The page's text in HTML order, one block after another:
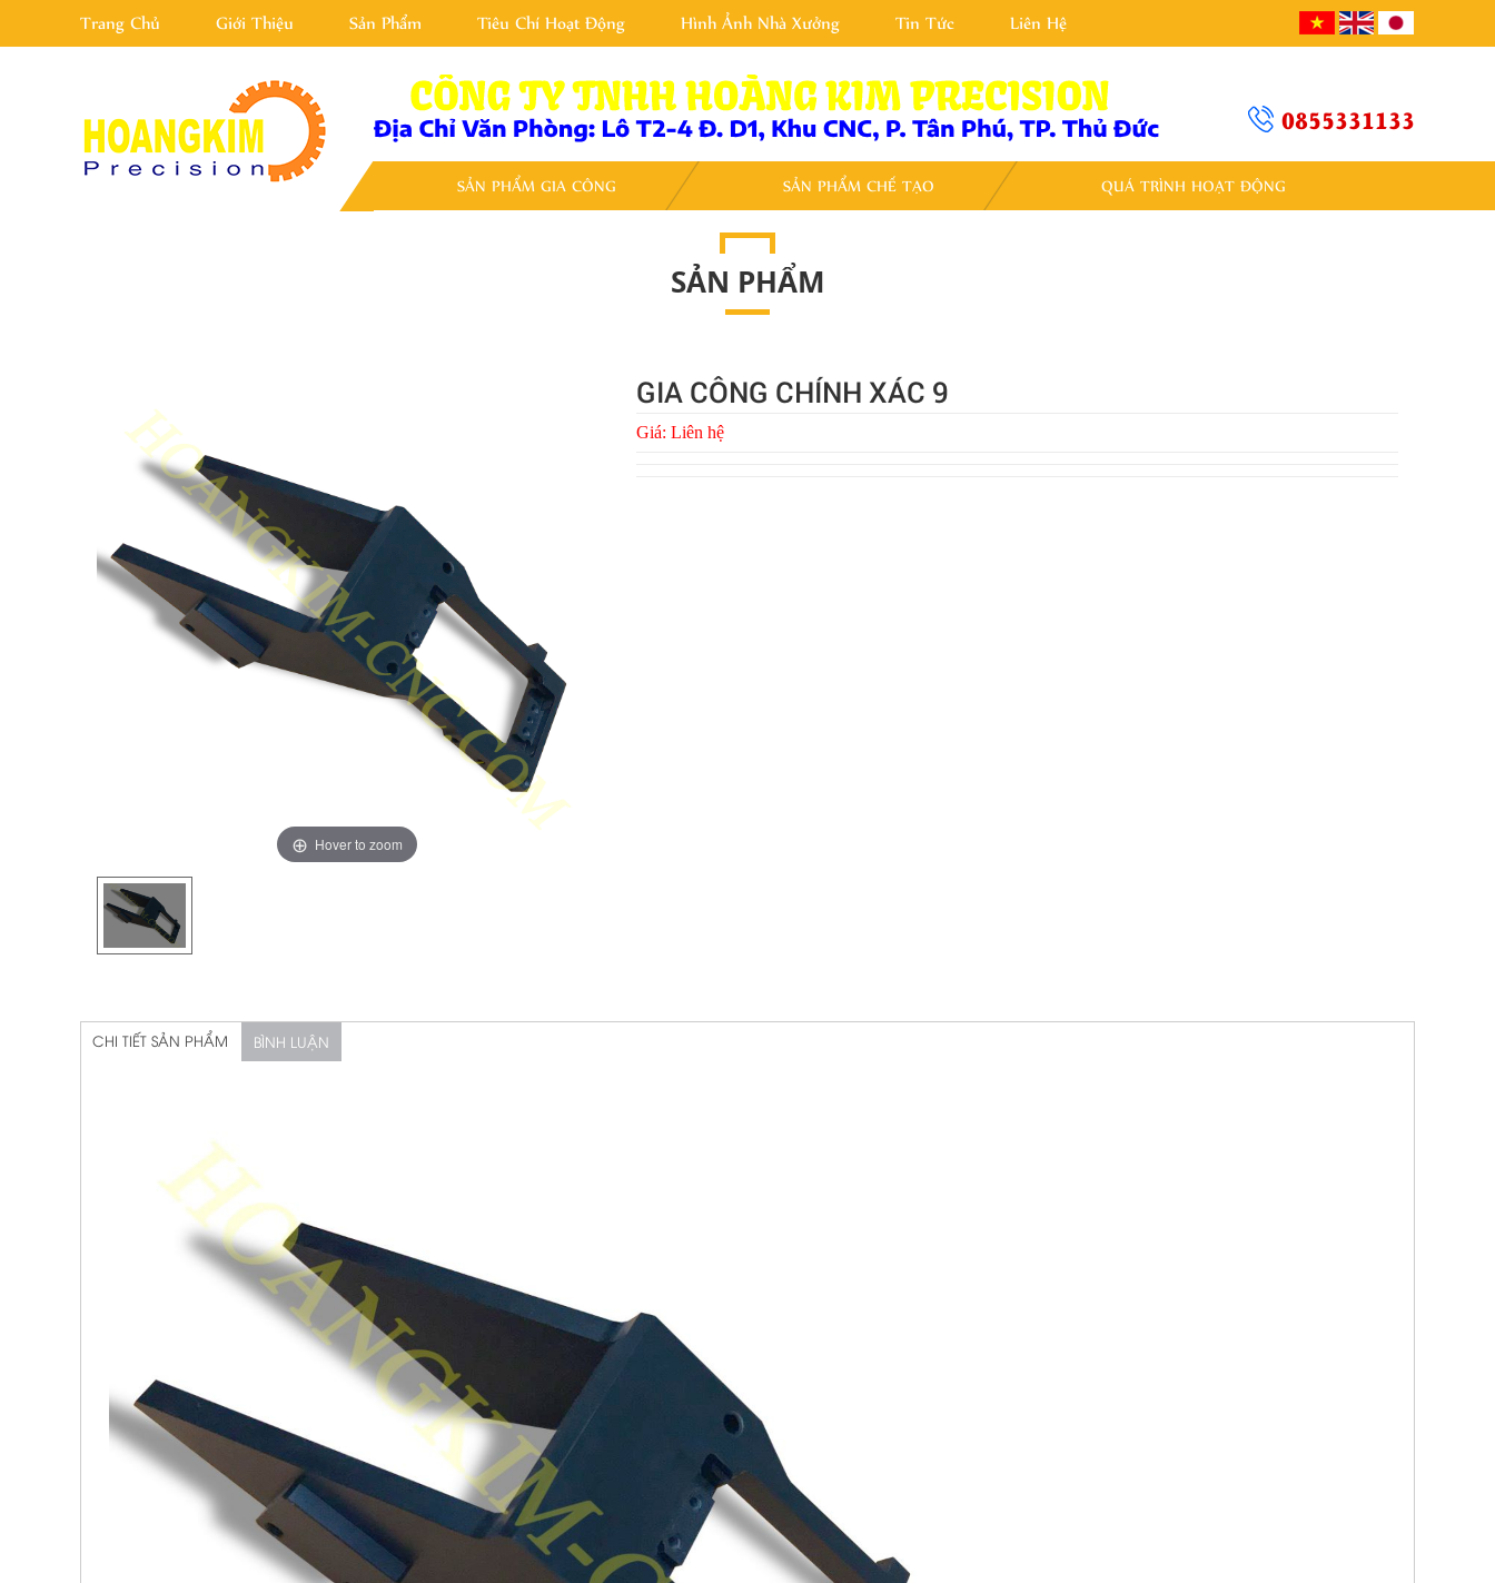
Trang Chủ Giới Thiệu Sản Phẩm Tiêu Chí Hoạt Động Hình Ảnh Nhà Xưởng Tin Tức Liên Hệ
0855331133
SẢN PHẨM GIA CÔNG SẢN PHẨM CHẾ TẠO QUÁ TRÌNH HOẠT ĐỘNG
SẢN PHẨM
Hover to zoom
GIA CÔNG CHÍNH XÁC 9
Giá: Liên hệ
CHI TIẾT SẢN PHẨM BÌNH LUẬN